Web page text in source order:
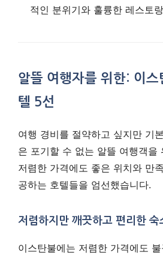
적인 분위기와 훌륭한 레스토
알뜰 여행자를 위한: 이스
텔 5선
여행 경비를 절약하고 싶지만 기
은 포기할 수 없는 알뜰 여행객을
저렴한 가격에도 좋은 위치와 만
공하는 호텔들을 엄선했습니다.
저렴하지만 깨끗하고 편리한 숙
이스탄불에는 저렴한 가격에도